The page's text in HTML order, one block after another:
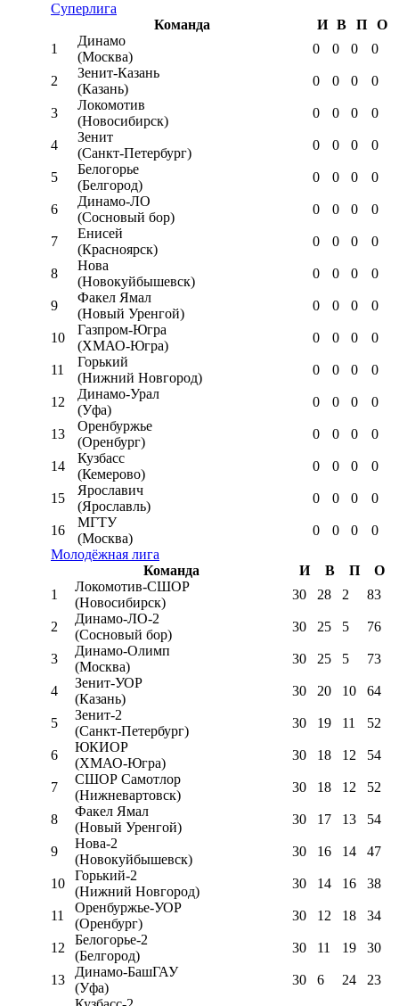
Суперлига
Команда
И В П
О
1
Динамо
(Москва)
0 0 0 0
2
Зенит-Казань
(Казань)
0 0 0 0
3
Локомотив
(Новосибирск)
0 0 0 0
4
Зенит
(Санкт-Петербург)
0 0 0 0
5
Белогорье
(Белгород)
0 0 0 0
6
Динамо-ЛО
(Сосновый бор)
0 0 0 0
7
Енисей
(Красноярск)
0 0 0 0
8
Нова
(Новокуйбышевск)
0 0 0 0
9
Факел Ямал
(Новый Уренгой)
0 0 0 0
10
Газпром-Югра
(ХМАО-Югра)
0 0 0 0
11
Горький
(Нижний Новгород)
0 0 0 0
12
Динамо-Урал
(Уфа)
0 0 0 0
13
Оренбуржье
(Оренбург)
0 0 0 0
14
Кузбасс
(Кемерово)
0 0 0 0
15
Ярославич
(Ярославль)
0 0 0 0
16
МГТУ
(Москва)
0 0 0
0
Молодёжная лига
Команда
И В П
О
1
Локомотив-CШОР
(Новосибирск)
30 28 2 83
2
Динамо-ЛО-2
(Сосновый бор)
30 25 5 76
3
Динамо-Олимп
(Москва)
30 25 5 73
4
Зенит-УОР
(Казань)
30 20 10 64
5
Зенит-2
(Санкт-Петербург)
30 19 11 52
6
ЮКИОР
(ХМАО-Югра)
30 18 12 54
7
СШОР Самотлор
(Нижневартовск)
30 18 12 52
8
Факел Ямал
(Новый Уренгой)
30 17 13 54
9
Нова-2
(Новокуйбышевск)
30 16 14 47
10
Горький-2
(Нижний Новгород)
30 14 16 38
11
Оренбуржье-УОР
(Оренбург)
30 12 18 34
12
Белогорье-2
(Белгород)
30 11 19 30
13
Динамо-БашГАУ
(Уфа)
30 6 24 23